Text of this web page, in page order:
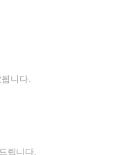
니다.
립니다.